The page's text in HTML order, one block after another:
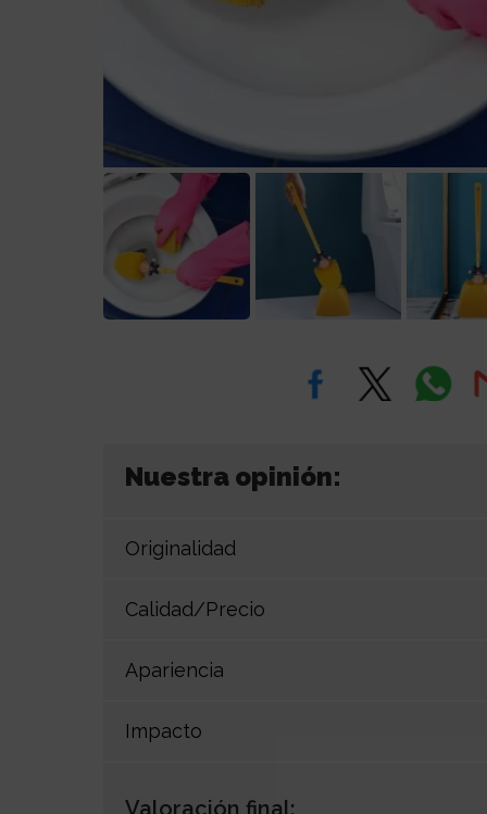
Nuestra opinión:
Originalidad
Calidad/Precio
Apariencia
Impacto
Valoración final: